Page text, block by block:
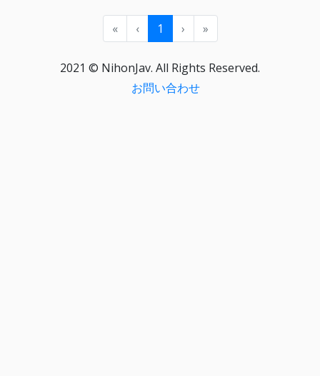
« ‹ 1 › »
2021 © NihonJav. All Rights Reserved.
お問い合わせ